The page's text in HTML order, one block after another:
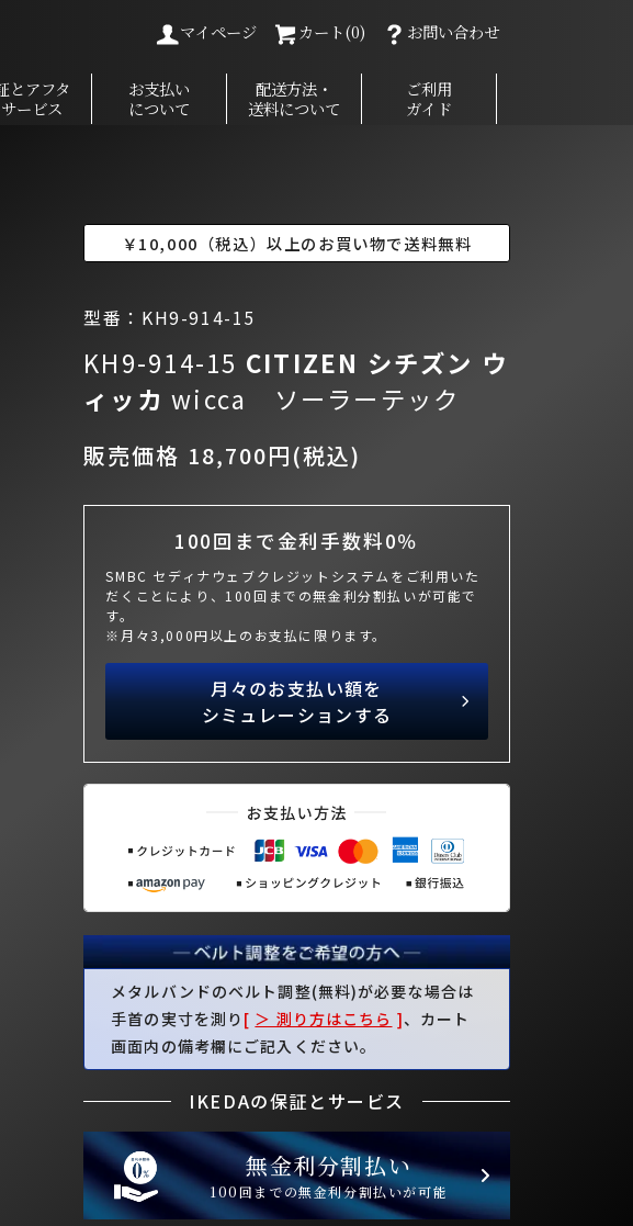
マイページ カート(0) お問い合わせ
とアフタ
ービス
お支払い
について
配送方法・
送料について
ご利用
ガイド
￥10,000（税込）以上のお買い物で送料無料
型番：KH9-914-15
KH9-914-15 CITIZEN シチズン ウ
ィッカwicca ソーラーテック
販売価格 18,700円(税込)
100回まで金利手数料0％
SMBC セディナウェブクレジットシステムをご利用いた
だくことにより、100回までの無金利分割払いが可能で
す。
※月々3,000円以上のお支払に限ります。
月々のお支払い額を
シミュレーションする
メタルバンドのベルト調整(無料)が必要な場合は
手首の実寸を測り [ ＞ 測り方はこちら ]、カート
画面内の備考欄にご記入ください。
IKEDAの保証とサービス
無金利分割払い
100回までの無金利分割払いが可能